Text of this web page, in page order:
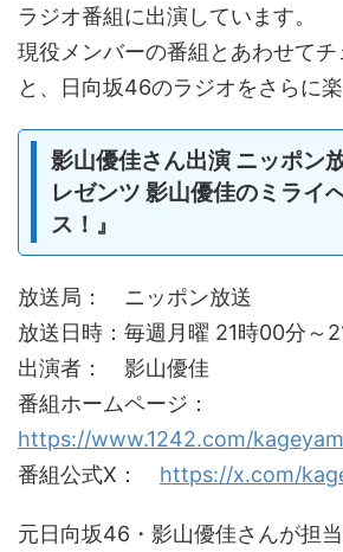
ラジオ番組に出演しています。
現役メンバーの番組とあわせてチ
と、日向坂46のラジオをさらに楽
影山優佳さん出演 ニッポン
レゼンツ 影山優佳のミライ
ス！』
放送局： ニッポン放送
放送日時：毎週月曜 21時00分～
出演者： 影山優佳
番組ホームページ：
https://www.1242.com/
番組公式X： https://x.com/
元日向坂46・影山優佳さんが担